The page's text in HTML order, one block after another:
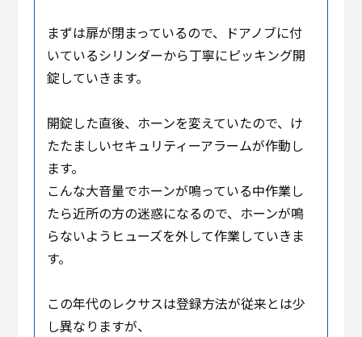
まずは扉が閉まっているので、ドアノブに付
いているシリンダーから丁寧にピッキング開
錠していきます。
開錠した直後、ホーンを変えていたので、け
たたましいセキュリティーアラームが作動し
ます。
こんな大音量でホーンが鳴っている中作業し
たら近所の方の迷惑になるので、ホーンが鳴
らないようヒューズを外して作業していきま
す。
この年代のレクサスは登録方法が従来とは少
し異なりますが、